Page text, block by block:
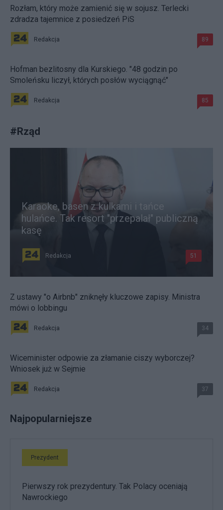
Rozłam, który może zamienić się w sojusz. Terlecki
zdradza tajemnice z posiedzeń PiS
Redakcja 89
Hofman bezlitosny dla Kurskiego. "48 godzin po
Smoleńsku liczył, których posłów wyciągnąć"
Redakcja 85
#Rząd
Karaoke, basen z kulkami i tańce
hulańce. Tak resort "przepalał" publiczną
kasę
Redakcja 51
Z ustawy "o Airbnb" zniknęły kluczowe zapisy. Ministra
mówi o lobbingu
Redakcja 34
Wiceminister odpowie za złamanie ciszy wyborczej?
Wniosek już w Sejmie
Redakcja 37
Najpopularniejsze
Prezydent
Pierwszy rok prezydentury. Tak Polacy oceniają
Nawrockiego